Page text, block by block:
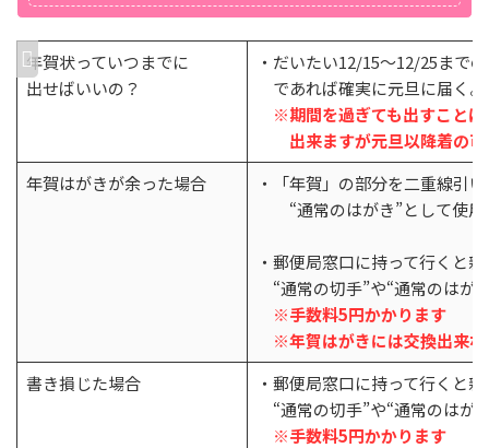
年賀状っていつまでに
出せばいいの？
・だいたい12/15〜12/25まで
であれば確実に元旦に届く。
※期間を過ぎても出すことは
出来ますが元旦以降着の可
年賀はがきが余った場合
・「年賀」の部分を二重線引
“通常のはがき”として使用
・郵便局窓口に持って行くと
“通常の切手”や“通常のはが
※手数料5円かかります
※年賀はがきには交換出来な
書き損じた場合
・郵便局窓口に持って行くと
“通常の切手”や“通常のはが
※手数料5円かかります